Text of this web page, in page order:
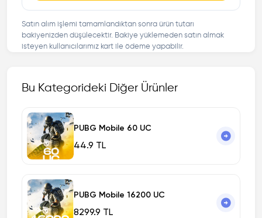
Satın alım işlemi tamamlandıktan sonra ürün tutarı
bakiyenizden düşülecektir. Bakiye yüklemeden satın almak
isteyen kullanıcılarımız kart ile ödeme yapabilir.
Bu Kategorideki Diğer Ürünler
PUBG Mobile 60 UC
44.9 TL
PUBG Mobile 16200 UC
8299.9 TL